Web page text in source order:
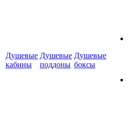
Душевые
кабины
Душевые
поддоны
Душевые
боксы